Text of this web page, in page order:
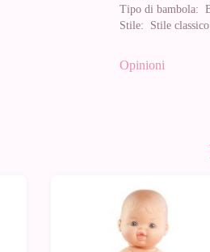
Tipo di bambola:
Stile: Stile classico
Opinioni